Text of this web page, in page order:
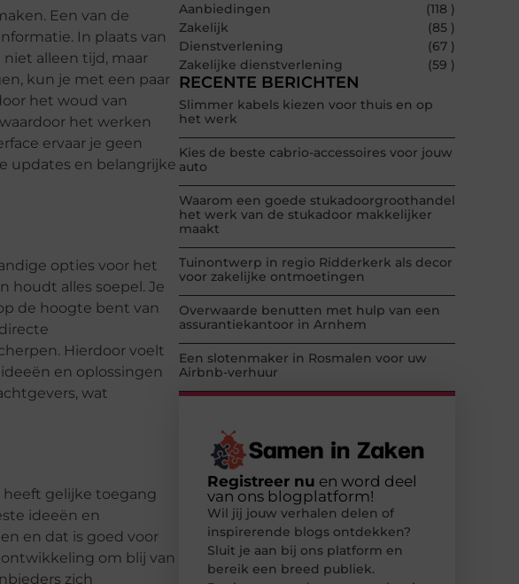
Een van de
In plaats van
alleen tijd, maar
kun je met een paar
het woud van
het werken
ervaar je geen
updates en belangrijke
opties voor het
houdt alles soepel. Je
de hoogte bent van
Hierdoor voelt
en oplossingen
wat
heeft gelijke toegang
ideeën en
en dat is goed voor
om blij van
zich
Aanbiedingen
(118 )
Zakelijk
(85 )
Dienstverlening
(67 )
Zakelijke dienstverlening
(59 )
RECENTE BERICHTEN
Slimmer kabels kiezen voor thuis en op
het werk
Kies de beste cabrio-accessoires voor jouw
auto
Waarom een goede stukadoorgroothandel
het werk van de stukadoor makkelijker
maakt
Tuinontwerp in regio Ridderkerk als decor
voor zakelijke ontmoetingen
Overwaarde benutten met hulp van een
assurantiekantoor in Arnhem
Een slotenmaker in Rosmalen voor uw
Airbnb-verhuur
Registreer nu en word deel
van ons blogplatform!
Wil jij jouw verhalen delen of
inspirerende blogs ontdekken?
Sluit je aan bij ons platform en
bereik een breed publiek.